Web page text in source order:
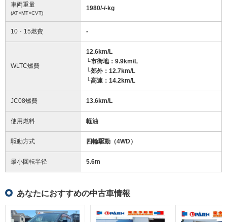
車両重量
(AT×MT×CVT)
1980/-/-kg
10・15燃費 -
WLTC燃費
12.6km/L
└市街地：9.9km/L
└郊外：12.7km/L
└高速：14.2km/L
JC08燃費 13.6km/L
使用燃料 軽油
駆動方式 四輪駆動（4WD）
最小回転半径 5.6m
あなたにおすすめの中古車情報